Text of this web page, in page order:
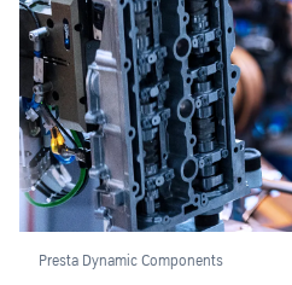
Presta Dynamic Components